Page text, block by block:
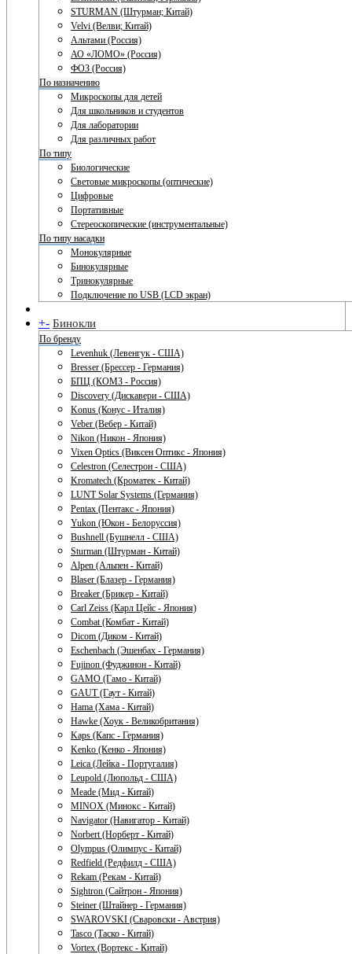
STURMAN (Штурман; Китай)
Velvi (Велви; Китай)
Альтами (Россия)
АО «ЛОМО» (Россия)
ФОЗ (Россия)
По назначению
Микроскопы для детей
Для школьников и студентов
Для лаборатории
Для различных работ
По типу
Биологические
Световые микроскопы (оптические)
Цифровые
Портативные
Стереоскопические (инструментальные)
По типу насадки
Монокулярные
Бинокулярные
Тринокулярные
Подключение по USB (LCD экран)
+- Бинокли
По бренду
Levenhuk (Левенгук - США)
Bresser (Брессер - Германия)
БПЦ (КОМЗ - Россия)
Discovery (Дискавери - США)
Konus (Конус - Италия)
Veber (Вебер - Китай)
Nikon (Никон - Япония)
Vixen Optics (Виксен Оптикс - Япония)
Celestron (Селестрон - США)
Kromatech (Кроматек - Китай)
LUNT Solar Systems (Германия)
Pentax (Пентакс - Япония)
Yukon (Юкон - Белоруссия)
Bushnell (Бушнелл - США)
Sturman (Штурман - Китай)
Alpen (Альпен - Китай)
Blaser (Блазер - Германия)
Breaker (Брикер - Китай)
Carl Zeiss (Карл Цейс - Япония)
Combat (Комбат - Китай)
Dicom (Диком - Китай)
Eschenbach (Эшенбах - Германия)
Fujinon (Фуджинон - Китай)
GAMO (Гамо - Китай)
GAUT (Гаут - Китай)
Hama (Хама - Китай)
Hawke (Хоук - Великобритания)
Kaps (Капс - Германия)
Kenko (Кенко - Япония)
Leica (Лейка - Португалия)
Leupold (Люпольд - США)
Meade (Мид - Китай)
MINOX (Минокс - Китай)
Navigator (Навигатор - Китай)
Norbert (Норберт - Китай)
Olympus (Олимпус - Китай)
Redfield (Редфилд - США)
Rekam (Рекам - Китай)
Sightron (Сайтрон - Япония)
Steiner (Штайнер - Германия)
SWAROVSKI (Сваровски - Австрия)
Tasco (Таско - Китай)
Vortex (Вортекс - Китай)